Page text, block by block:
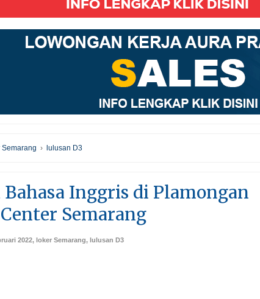
Semarang › lulusan D3
Inggris di Plamongan
Semarang
2022, loker Semarang, lulusan D3